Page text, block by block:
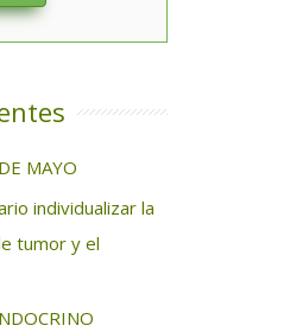
MAYO
individualizar la
tumor y el